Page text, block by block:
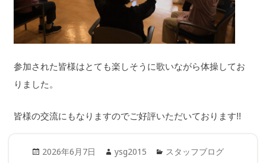
参加された皆様はとても楽しそうに歌いながら体操してお
りました。
皆様の交流にもなりますのでご好評いただいております!!
Posted
2026年6月7日 Author
ysg2015 Categories
スタッフブログ